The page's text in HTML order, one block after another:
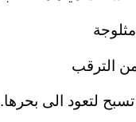
الترقب
لتعود الى بحرها.